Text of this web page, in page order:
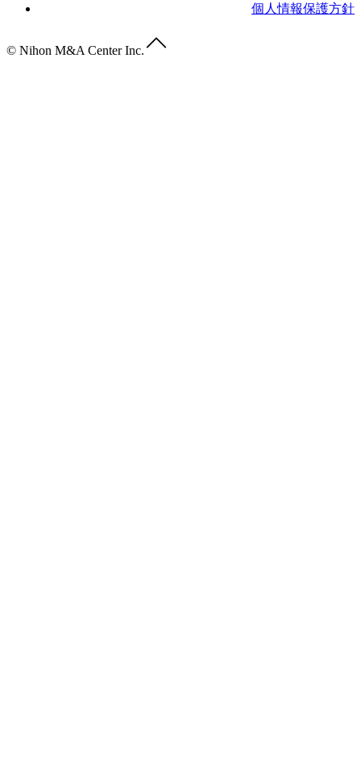
個人情報保護方針
© Nihon M&A Center Inc.